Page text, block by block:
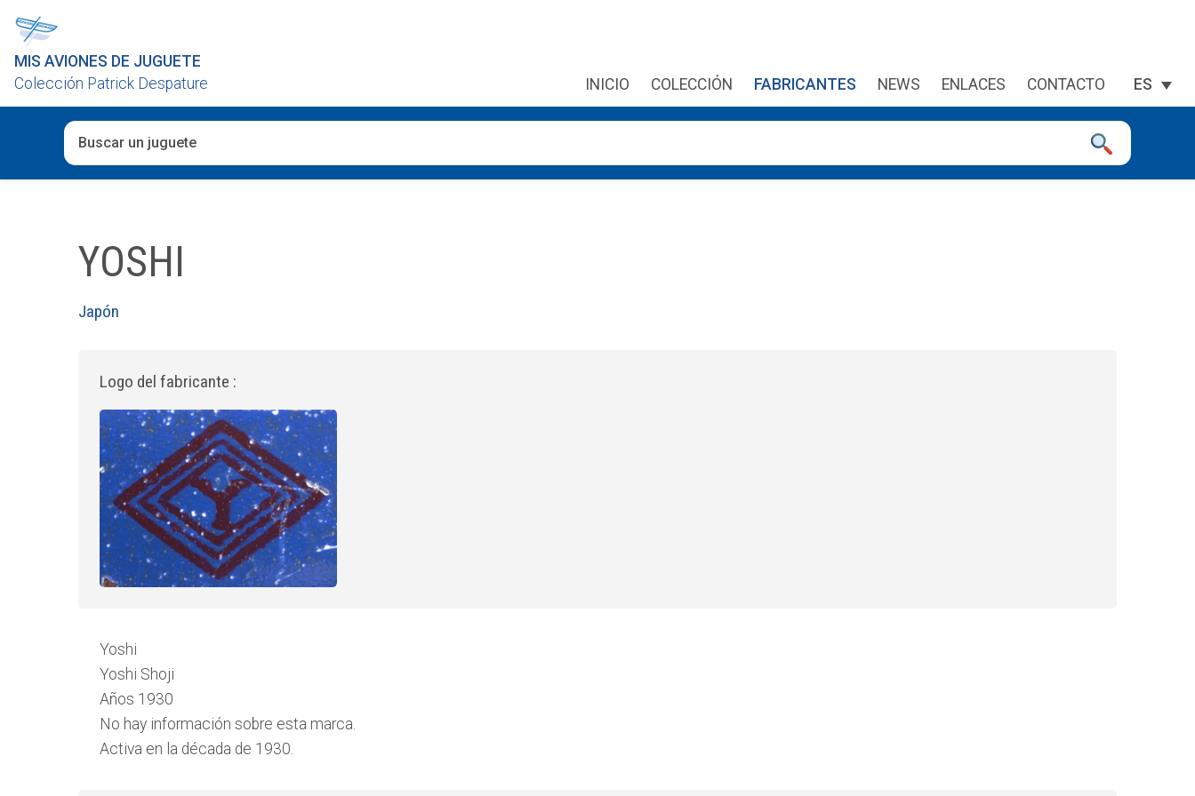
MIS AVIONES DE JUGUETE
Colección Patrick Despature
INICIO COLECCIÓN FABRICANTES NEWS ENLACES CONTACTO ES
YOSHI
Japón
Logo del fabricante :
Yoshi
Yoshi Shoji
Años 1930
No hay información sobre esta marca.
Activa en la década de 1930.